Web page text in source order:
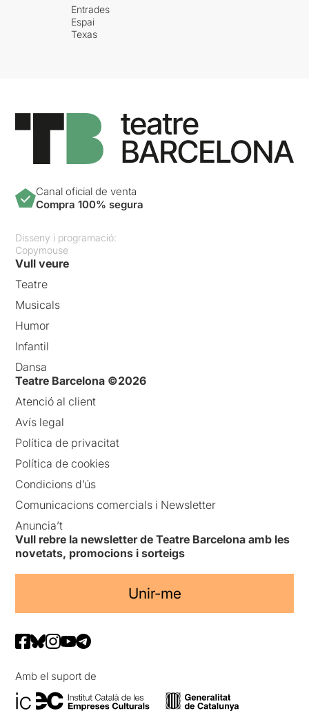
Entrades
Espai
Texas
Canal oficial de venta
Compra 100% segura
Disseny i programació:
Copymouse
Vull veure
Teatre
Musicals
Humor
Infantil
Dansa
Teatre Barcelona ©2026
Atenció al client
Avís legal
Política de privacitat
Política de cookies
Condicions d’ús
Comunicacions comercials i Newsletter
Anuncia’t
Vull rebre la newsletter de Teatre Barcelona amb les
novetats, promocions i sorteigs
Unir-me
Amb el suport de